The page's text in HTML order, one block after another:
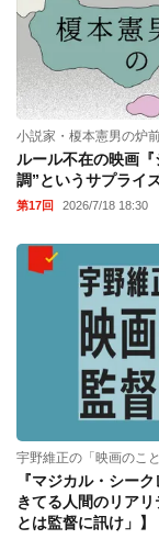
小説家・榎本憲男の炉
ルール不在の映画
調”というサプライ
第17回 2026/7/18 18:30
宇野維正の「映画のこ
『マジカル・シー
きてる人間のリア
とは監督に訊け」】